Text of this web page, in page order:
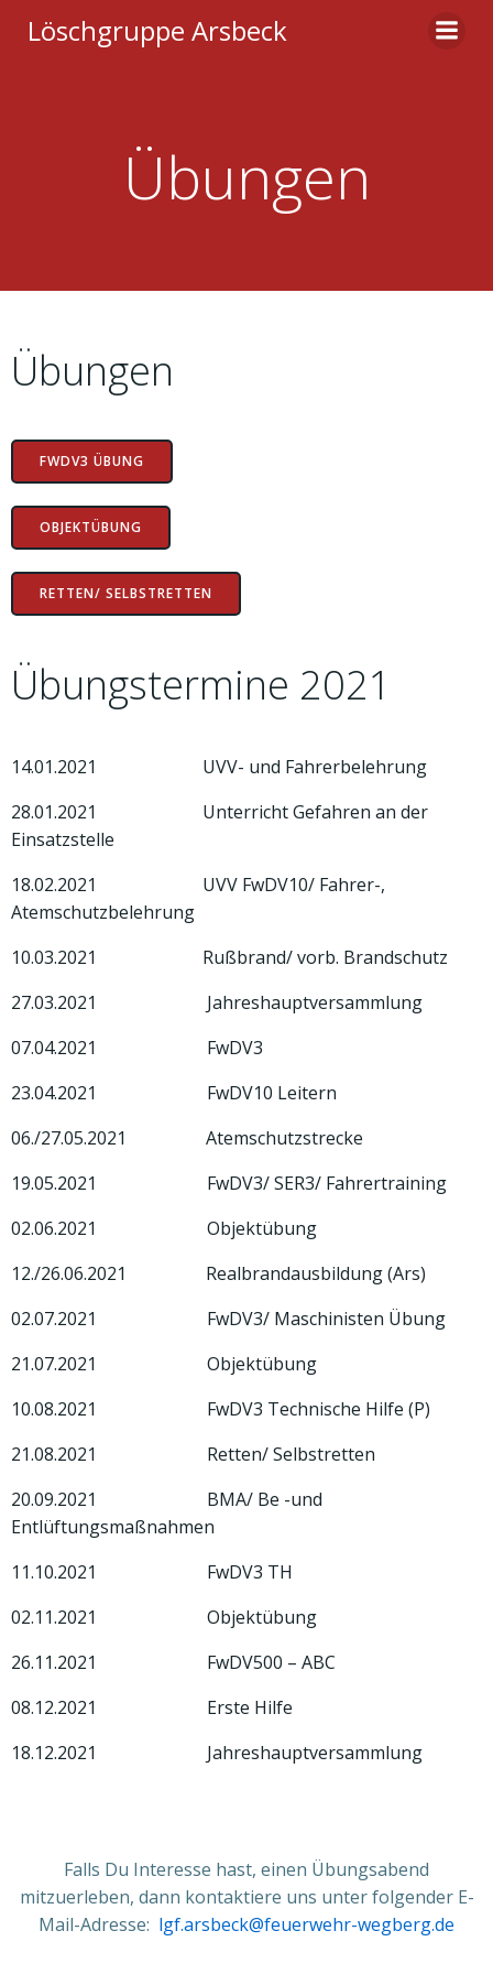
Inhalt
Löschgruppe Arsbeck
Übungen
Übungen
FWDV3 ÜBUNG
OBJEKTÜBUNG
RETTEN/ SELBSTRETTEN
Übungstermine 2021
14.01.2021 UVV- und Fahrerbelehrung
28.01.2021 Unterricht Gefahren an der
Einsatzstelle
18.02.2021 UVV FwDV10/ Fahrer-,
Atemschutzbelehrung
10.03.2021 Rußbrand/ vorb. Brandschutz
27.03.2021 Jahreshauptversammlung
07.04.2021 FwDV3
23.04.2021 FwDV10 Leitern
06./27.05.2021 Atemschutzstrecke
19.05.2021 FwDV3/ SER3/ Fahrertraining
02.06.2021 Objektübung
12./26.06.2021 Realbrandausbildung (Ars)
02.07.2021 FwDV3/ Maschinisten Übung
21.07.2021 Objektübung
10.08.2021 FwDV3 Technische Hilfe (P)
21.08.2021 Retten/ Selbstretten
20.09.2021 BMA/ Be -und
Entlüftungsmaßnahmen
11.10.2021 FwDV3 TH
02.11.2021 Objektübung
26.11.2021 FwDV500 – ABC
08.12.2021 Erste Hilfe
18.12.2021 Jahreshauptversammlung
Falls Du Interesse hast, einen Übungsabend
mitzuerleben, dann kontaktiere uns unter folgender E-
Mail-Adresse: lgf.arsbeck@feuerwehr-wegberg.de